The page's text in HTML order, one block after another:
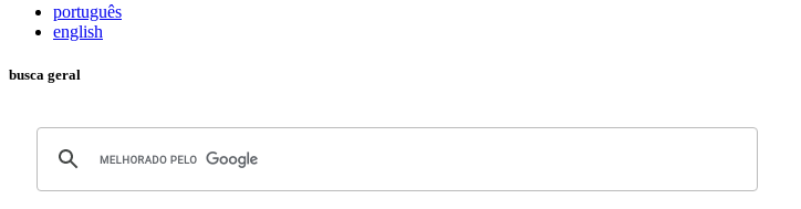
português
english
busca geral